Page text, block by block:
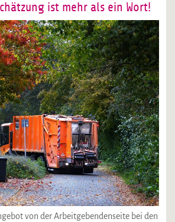
ist mehr als ein Wort!
von der Arbeitgebendenseite bei den